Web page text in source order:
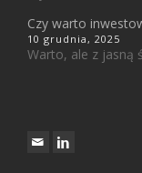
Czy warto
10 grudnia, 2025
Warto, ale z jasną